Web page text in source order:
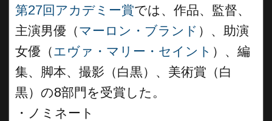
第27回アカデミー賞では、作品、監督、
主演男優（マーロン・ブランド ）、助演
女優（エヴァ・マリー・セイント ）、編
集、脚本、撮影（白黒）、美術賞（白
黒）の8部門を受賞した。
・ノミネート